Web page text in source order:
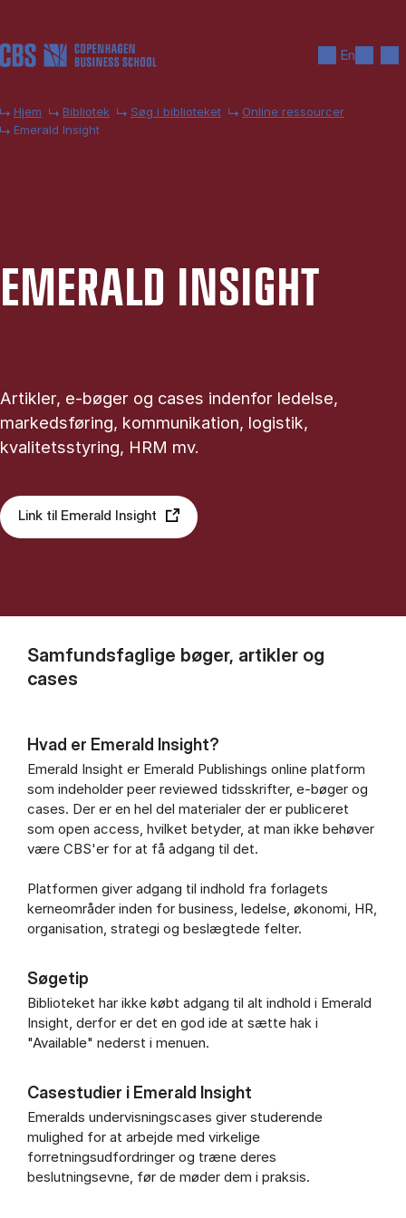
En
Hjem Bibliotek Søg i biblioteket
Online ressourcer
Emerald Insight
EME­RALD IN­SIGHT
Artikler, e-bøger og cases indenfor ledelse,
markedsføring, kommunikation, logistik,
kvalitetsstyring, HRM mv.
Link til Emerald Insight
Samfundsfaglige bøger, artikler og
cases
Hvad er Emerald Insight?
Emerald Insight er Emerald Publishings online platform
som indeholder peer reviewed tidsskrifter, e-bøger og
cases. Der er en hel del materialer der er publiceret
som open access, hvilket betyder, at man ikke behøver
være CBS'er for at få adgang til det.
Platformen giver adgang til indhold fra forlagets
kerneområder inden for business, ledelse, økonomi, HR,
organisation, strategi og beslægtede felter.
Søgetip
Biblioteket har ikke købt adgang til alt indhold i Emerald
Insight, derfor er det en god ide at sætte hak i
"Available" nederst i menuen.
Casestudier i Emerald Insight
Emeralds undervisningscases giver studerende
mulighed for at arbejde med virkelige
forretningsudfordringer og træne deres
beslutningsevne, før de møder dem i praksis.